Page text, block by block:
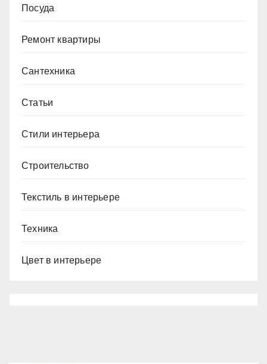
Посуда
Ремонт квартиры
Сантехника
Статьи
Стили интерьера
Строительство
Текстиль в интерьере
Техника
Цвет в интерьере